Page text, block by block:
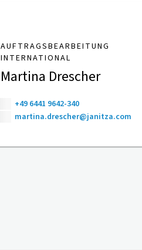
AUFTRAGSBEARBEITUNG
INTERNATIONAL
Martina Drescher
+49 6441 9642-340
martina.drescher@janitza.com